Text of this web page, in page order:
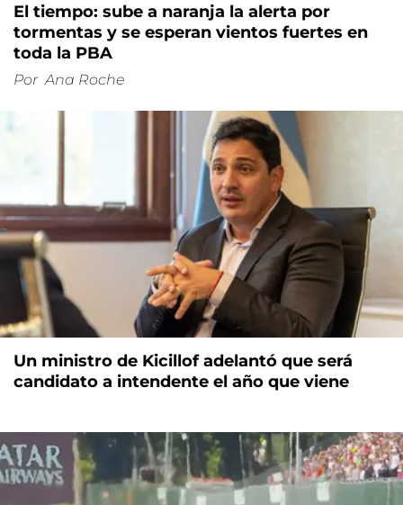
El tiempo: sube a naranja la alerta por
tormentas y se esperan vientos fuertes en
toda la PBA
Por Ana Roche
Un ministro de Kicillof adelantó que será
candidato a intendente el año que viene